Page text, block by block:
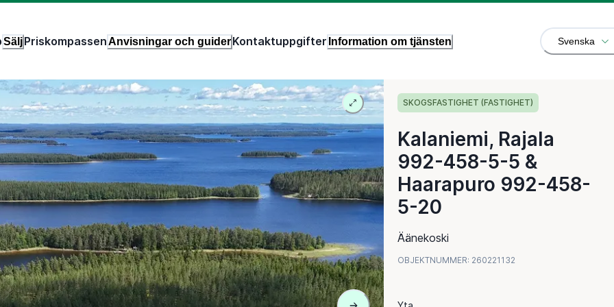
SäljPriskompassenAnvisningar och guiderKontaktuppgifter Information om tjänsten Svenska
SKOGSFASTIGHET (FASTIGHET)
Kalaniemi, Rajala
992-458-5-5 &
Haarapuro 992-458-
5-20
Äänekoski
OBJEKTNUMMER: 260221132